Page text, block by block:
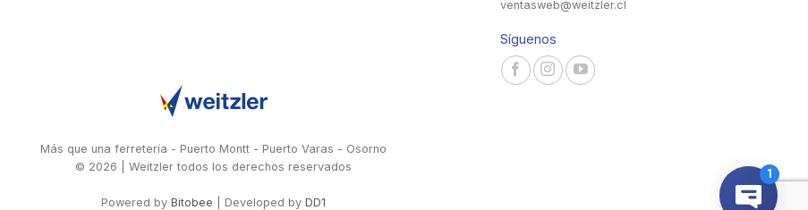
ventasweb@weitzler.cl
Síguenos
Más que una ferretería - Puerto Montt - Puerto Varas - Osorno
© 2026 | Weitzler todos los derechos reservados
Powered by Bitobee | Developed by DD1